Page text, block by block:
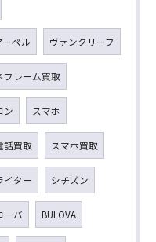
ペル ヴァンクリーフ
フレーム買取
ン スマホ
話買取 スマホ買取
イター シチズン
ーバ BULOVA